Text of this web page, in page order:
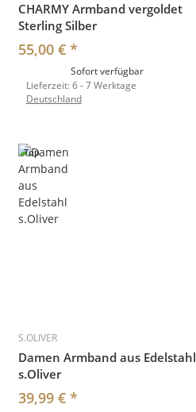
CHARMY Armband vergoldet
Sterling Silber
55,00 € *
Sofort verfügbar
Lieferzeit:6 - 7 Werktage
Deutschland
Top
S.OLIVER
Damen Armband aus Edelstahl
s.Oliver
39,99 € *